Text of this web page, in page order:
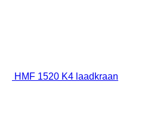
HMF 1520 K4 laadkraan